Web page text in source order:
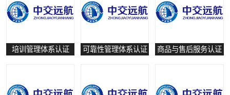
培训管理体系认证 可靠性管理体系认证 商品与售后服务认证